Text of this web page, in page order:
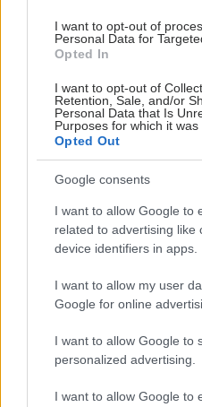
I want to opt-out of
Personal Data for
Opted In
I want to opt-out of
Retention, Sale, and/or
Personal Data that Is
Purposes for which it was
Opted Out
Google consents
I want to allow Google to
related to advertising like
device identifiers in apps.
I want to allow my user
Google for online
I want to allow Google to
personalized advertising.
I want to allow Google to